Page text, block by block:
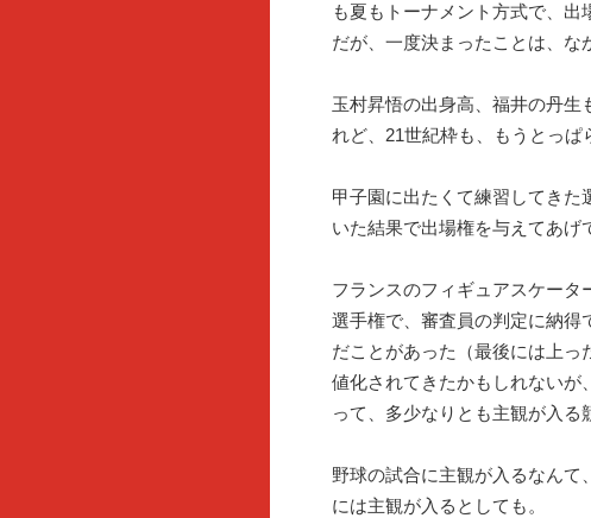
も夏もトーナメント方式で、
だが、一度決まったことは、な
玉村昇悟の出身高、福井の丹生
れど、21世紀枠も、もうとっぱ
甲子園に出たくて練習してきた
いた結果で出場権を与えてあげ
フランスのフィギュアスケータ
選手権で、審査員の判定に納得
だことがあった（最後には上っ
値化されてきたかもしれないが
って、多少なりとも主観が入る
野球の試合に主観が入るなんて
には主観が入るとしても。